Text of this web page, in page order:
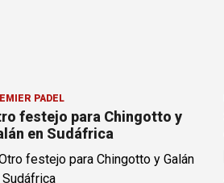
PÁDEL
festejo para Chingotto y
en Sudáfrica